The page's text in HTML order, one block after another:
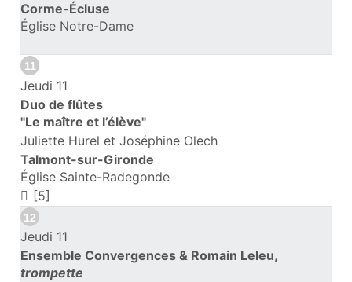
Corme-Écluse
Église Notre-Dame
11
Jeudi 11
Duo de flûtes
"Le maître et l’élève"
Juliette Hurel et Joséphine Olech
Talmont-sur-Gironde
Église Sainte-Radegonde
[5]
12
Jeudi 11
Ensemble Convergences & Romain Leleu,
trompette